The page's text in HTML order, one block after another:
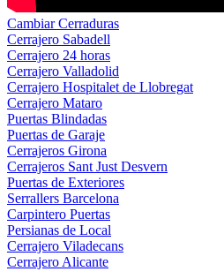
Cambiar Cerraduras
Cerrajero Sabadell
Cerrajero 24 horas
Cerrajero Valladolid
Cerrajero Hospitalet de Llobregat
Cerrajero Mataro
Puertas Blindadas
Puertas de Garaje
Cerrajeros Girona
Cerrajeros Sant Just Desvern
Puertas de Exteriores
Serrallers Barcelona
Carpintero Puertas
Persianas de Local
Cerrajero Viladecans
Cerrajero Alicante